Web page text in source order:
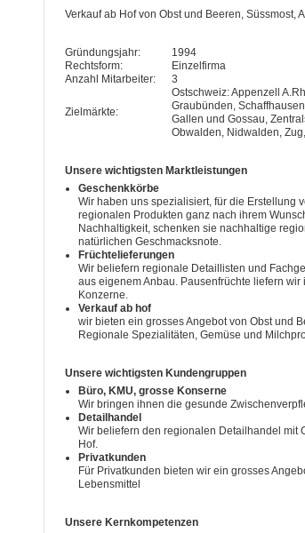
Verkauf ab Hof von Obst und Beeren, Süssmost,
Gründungsjahr:
1994
Rechtsform:
Einzelfirma
Anzahl Mitarbeiter:
3
Zielmärkte:
Ostschweiz: Appenzell
Graubünden,
Gallen und Gossau,
Obwalden, Nidwalden,
Unsere wichtigsten Marktleistungen
Geschenkkörbe
Wir haben uns spezialisiert, für die Erstellung
regionalen Produkten ganz nach ihrem
Nachhaltigkeit, schenken sie nachhaltige
natürlichen Geschmacksnote.
Früchtelieferungen
Wir beliefern regionale Detaillisten und
aus eigenem Anbau. Pausenfrüchte liefern wir
Konzerne.
Verkauf ab hof
wir bieten ein grosses Angebot von Obst und
Regionale Spezialitäten, Gemüse und
Unsere wichtigsten Kundengruppen
Büro, KMU, grosse Konserne
Wir bringen ihnen die gesunde
Detailhandel
Wir beliefern den regionalen Detailhandel mit
Hof.
Privatkunden
Für Privatkunden bieten wir ein grosses
Lebensmittel
Unsere Kernkompetenzen